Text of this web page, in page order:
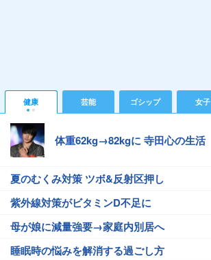
健康 芸能 ゴシップ 女子
体重62kg→82kgに 寺田心の生活
夏のむくみ対策 ツボ&反射区押し
紫外線対策がビタミンD不足に
母が娘に減量強要→家庭内別居へ
睡眠時の悩みを解消する過ごし方